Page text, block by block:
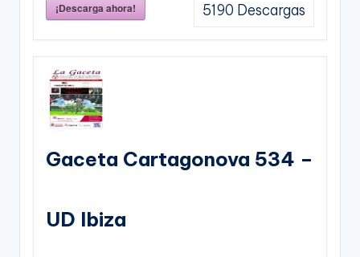
¡Descarga ahora! 5190 Descargas
Gaceta Cartagonova 534 –
UD Ibiza